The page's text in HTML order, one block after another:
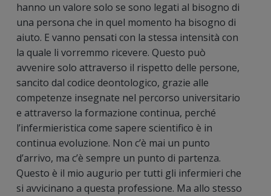
hanno un valore solo se sono legati al bisogno di
una persona che in quel momento ha bisogno di
aiuto. E vanno pensati con la stessa intensità con
la quale li vorremmo ricevere. Questo può
avvenire solo attraverso il rispetto delle persone,
sancito dal codice deontologico, grazie alle
competenze insegnate nel percorso universitario
e attraverso la formazione continua, perché
l’infermieristica come sapere scientifico è in
continua evoluzione. Non c’è mai un punto
d’arrivo, ma c’è sempre un punto di partenza.
Questo è il mio augurio per tutti gli infermieri che
si avvicinano a questa professione. Ma allo stesso